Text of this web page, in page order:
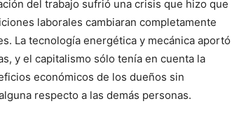
del trabajo sufrió una crisis que hizo que
laborales cambiaran completamente
La tecnología energética y mecánica aportó
y el capitalismo sólo tenía en cuenta la
económicos de los dueños sin
respecto a las demás personas.